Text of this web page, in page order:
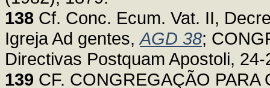
138 Cf. Conc. Ecum. Vat. II,
Igreja Ad gentes,AGD 38;
Directivas Postquam Apostoli,
139 CF. CONGREGAÇÃO